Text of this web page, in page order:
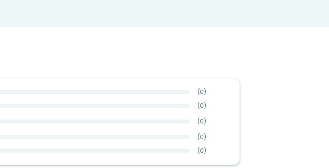
(0)
(0)
(0)
(0)
(0)